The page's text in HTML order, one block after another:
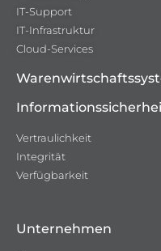
IT-Support
IT-Infrastruktur
Cloud-Services
Vertraulichkeit
Integrität
Verfügbarkeit
Unternehmen